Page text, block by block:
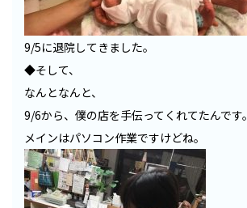
9/5に退院してきました。
◆そして、
なんとなんと、
9/6から、僕の店を手伝ってくれてたんです。
メインはパソコン作業ですけどね。